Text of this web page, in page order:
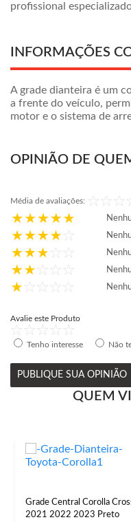
profissional
INFORMAÇÕES
A grade dianteira é um
a frente do veículo,
motor e o sistema de
OPINIÃO DE
Média de avaliações:
Avalie este Produto
Tenho interesse Não
PUBLIQUE SUA OPINIÃO
QUEM
Grade Central Corolla
2021 2022 2023 Preto